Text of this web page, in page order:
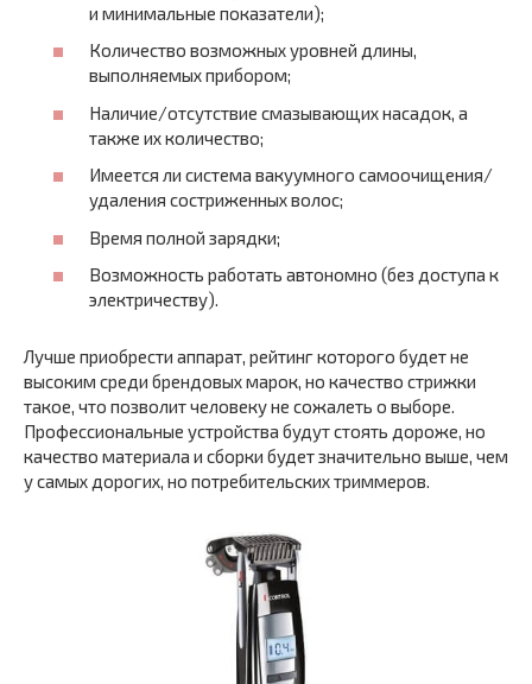
и минимальные показатели);
Количество возможных уровней длины,
выполняемых прибором;
Наличие/отсутствие смазывающих насадок, а
также их количество;
Имеется ли система вакуумного самоочищения/
удаления состриженных волос;
Время полной зарядки;
Возможность работать автономно (без доступа к
электричеству).
Лучше приобрести аппарат, рейтинг которого будет не
высоким среди брендовых марок, но качество стрижки
такое, что позволит человеку не сожалеть о выборе.
Профессиональные устройства будут стоять дороже, но
качество материала и сборки будет значительно выше, чем
у самых дорогих, но потребительских триммеров.